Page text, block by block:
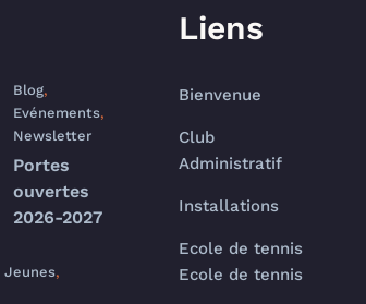
Blog,
Evénements,
Newsletter
Portes
ouvertes
2026-2027
Jeunes,
Liens
Bienvenue
Club
Administratif
Installations
Ecole de tennis
Ecole de tennis